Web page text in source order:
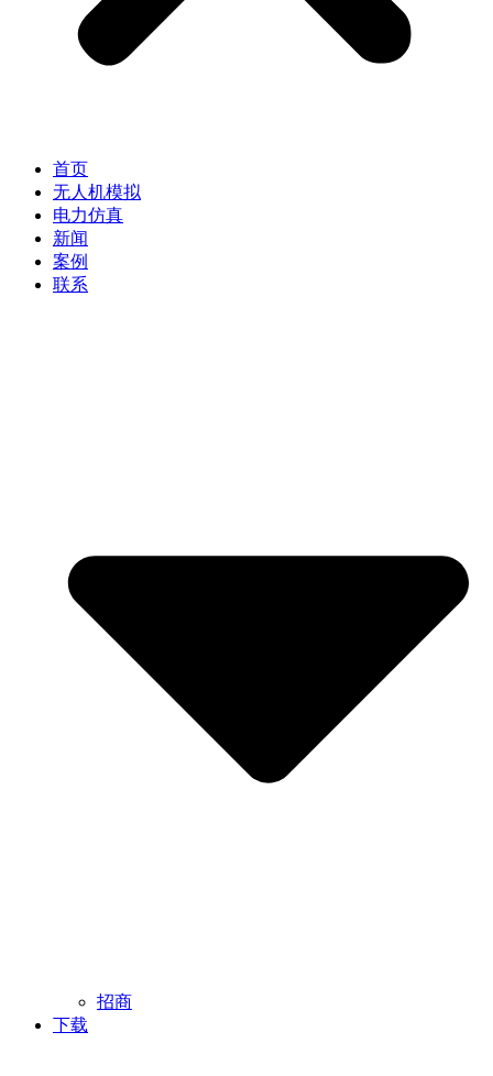
首页
无人机模拟
电力仿真
新闻
案例
联系
招商
下载